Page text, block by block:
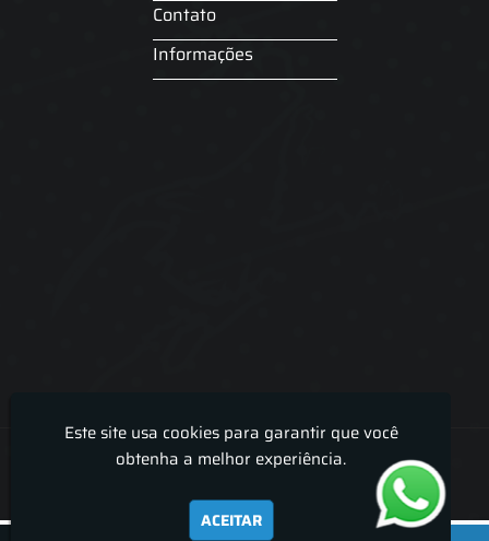
Contato
Informações
Lira Luz Decor - Cortinas sob medidas e persianas
Este site usa cookies para garantir que você
obtenha a melhor experiência.
ACEITAR